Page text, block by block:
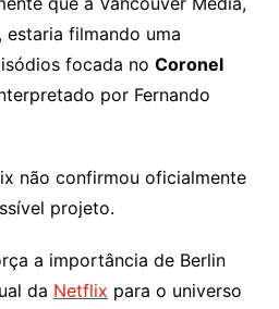
filmando uma
focada no Coronel
por Fernando
não confirmou oficialmente
projeto.
a importância de Berlin
da Netflix para o universo